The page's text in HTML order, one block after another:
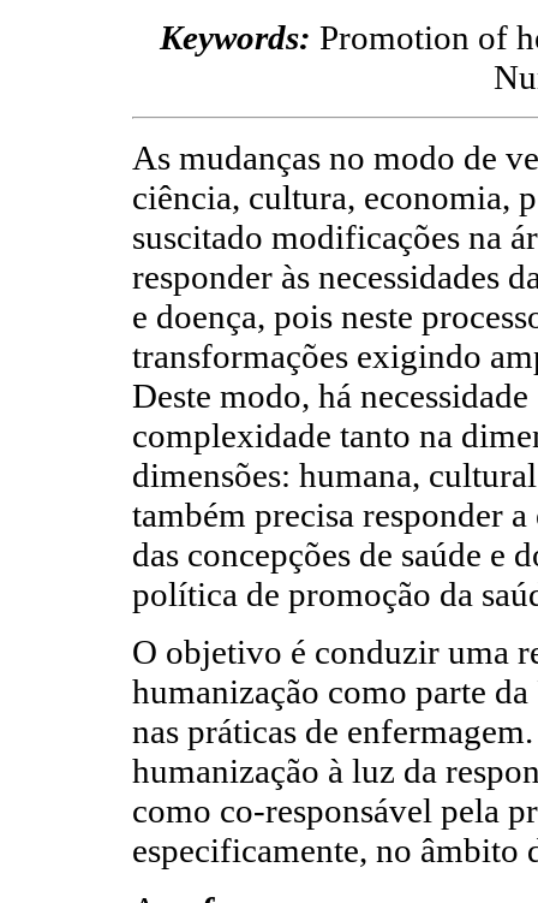
Keywords: Promotion of
As mudanças no modo de
ciência, cultura, economia,
suscitado modificações na
responder às necessidades
e doença, pois neste
transforma­ções exigindo
Deste modo, há
complexidade tanto na
dimensões: humana,
também precisa responder
das concepções de saúde e
política de promoção da
O objetivo é conduzir uma
humanização como parte
nas práticas de
humanização à luz da
como co-responsável pela
especificamente, no âmbito